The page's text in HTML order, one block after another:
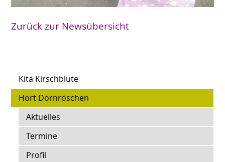
Zurück zur Newsübersicht
Kita Kirschblüte
Hort Dornröschen
Aktuelles
Termine
Profil